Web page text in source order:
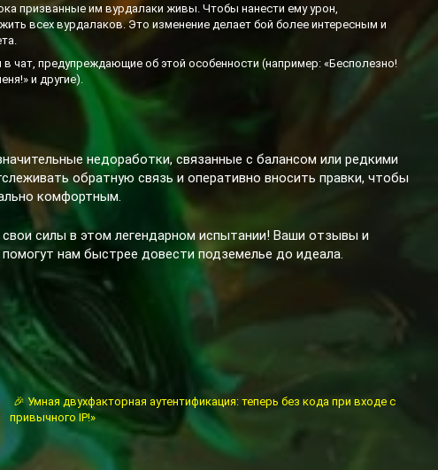
призванные им вурдалаки живы. Чтобы нанести ему урон,
всех вурдалаков. Это изменение делает бой более интересным и
чат, предупреждающие об этой особенности (например: «Бесполезно!
и другие).
недоработки, связанные с балансом или редкими
обратную связь и оперативно вносить правки, чтобы
комфортным.
силы в этом легендарном испытании! Ваши отзывы и
нам быстрее довести подземелье до идеала.
🎉 Умная двухфакторная аутентификация: теперь без кода при входе с
привычного IP!»